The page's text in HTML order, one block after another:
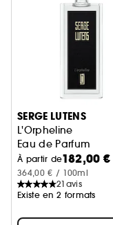
Ignorer le carrousel
SERGE LUTENS
L'Orpheline
Eau de Parfum
À partir de182,00 €
364,00 € / 100ml
21 avis
Existe en 2 formats